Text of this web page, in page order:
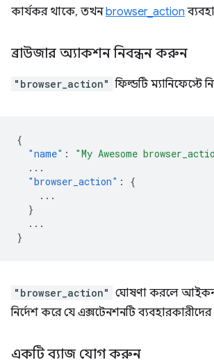
কার্যকর থাকে, তখনbrowser_action
ব্রাউজার অ্যাকশন নিবন্ধন করুন
"browser_action" ফিল্ডটি ম্যানিফেস্টে
{
"name" : "My Awesome
...
"browser_action" :
{
...
}
...
}
"browser_action" ঘোষণা করলে
নির্দেশ করে যে এক্সটেনশনটি
একটি ব্যাজ যোগ করুন